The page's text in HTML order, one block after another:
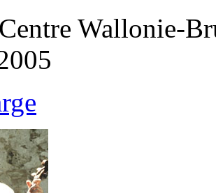
Wallonie-